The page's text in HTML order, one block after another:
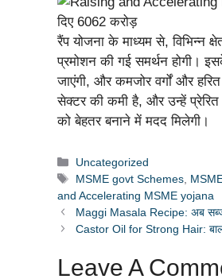
रैंप योजना के माध्यम से, विभिन्न
प्रमोशन की गई समर्थन होगी।
जाएंगी, और कमजोर वर्गों और
सेक्टर की कमी है, और उन्हें प्रेरित
को बेहतर बनाने में मदद मिलेगी।
Categories
Uncategorized
Tags
MSME govt Schemes
and Accelerating MSME yojana
Maggi Masala Recipe: अब सब्जी
Castor Oil for Strong Hair:
Leave A